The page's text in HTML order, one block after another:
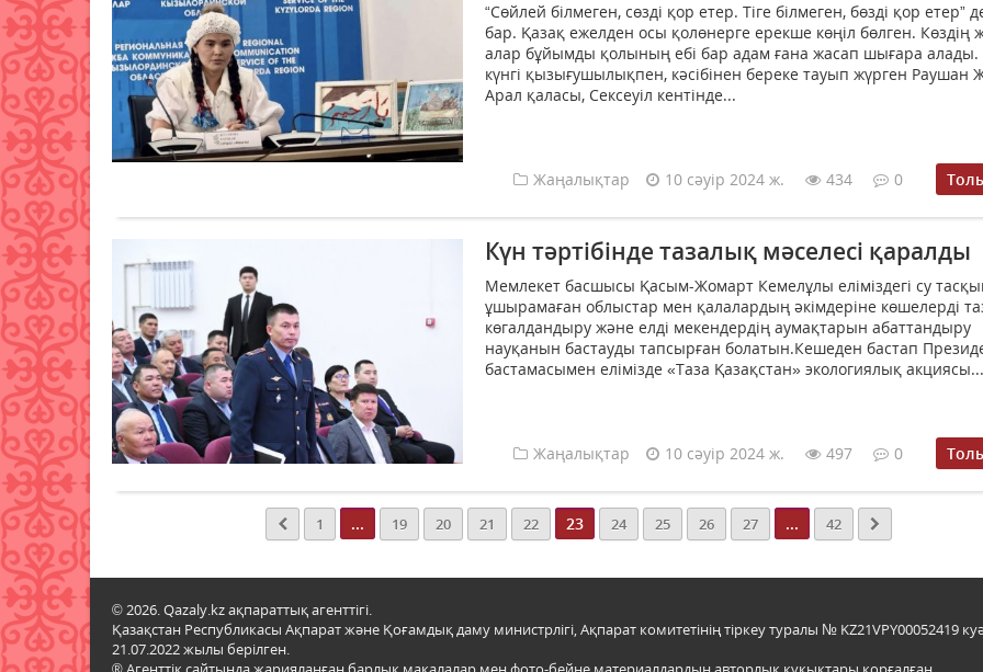
“Сөйлей білмеген, сөзді қор етер. Тіге білмеген, бөзді қор етер”
бар. Қазақ ежелден осы қолөнерге ерекше көңіл бөлген. Көздің
алар бұйымды қолының ебі бар адам ғана жасап шығара алады.
күнгі қызығушылықпен, кәсібінен береке тауып жүрген Раушан
Арал қаласы, Сексеуіл кентінде...
Жаңалықтар 10 сәуір 2024 ж. 434 0
Күн тәртібінде тазалық мәселесі қаралды
Мемлекет басшысы Қасым-Жомарт Кемелұлы еліміздегі cу
ұшырамаған облыстар мен қалалардың әкімдеріне көшелерді
көгалдандыру және елді мекендердің аумақтарын абаттандыру
науқанын бастауды тапсырған болатын.Кешеден бастап
бастамасымен елімізде «Таза Қазақстан» экологиялық акциясы...
Жаңалықтар 10 сәуір 2024 ж. 497 0
1 ... 19 20 21 22 23 24 25 26 27 ... 42
© 2026. Qazaly.kz ақпараттық агенттігі.
Қазақстан Республикасы Ақпарат және Қоғамдық даму министрлігі, Ақпарат комитетінің тіркеу туралы № KZ21VPY00052419
21.07.2022 жылы берілген.